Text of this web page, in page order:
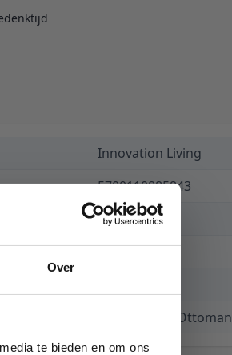
Over
te bieden en om ons
Innovation Living
5700110885843
€ 616,00
15 weken
Bifrost D.E.L. Ottoman